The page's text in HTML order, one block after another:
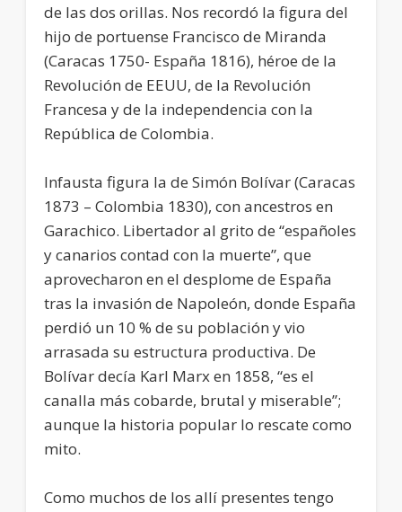
de las dos orillas. Nos recordó la figura del
hijo de portuense Francisco de Miranda
(Caracas 1750- España 1816), héroe de la
Revolución de EEUU, de la Revolución
Francesa y de la independencia con la
República de Colombia.
Infausta figura la de Simón Bolívar (Caracas
1873 – Colombia 1830), con ancestros en
Garachico. Libertador al grito de “españoles
y canarios contad con la muerte”, que
aprovecharon en el desplome de España
tras la invasión de Napoleón, donde España
perdió un 10 % de su población y vio
arrasada su estructura productiva. De
Bolívar decía Karl Marx en 1858, “es el
canalla más cobarde, brutal y miserable”;
aunque la historia popular lo rescate como
mito.
Como muchos de los allí presentes tengo